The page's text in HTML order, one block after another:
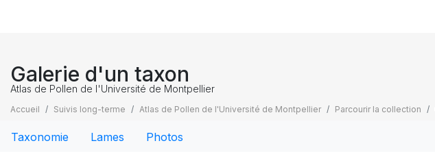
Galerie d'un taxon
Atlas de Pollen de l'Université de Montpellier
Accueil Suivis long-terme Atlas de Pollen de l'Université de Montpellier Parcourir la collection
Taxonomie Lames Photos
Taxonomie